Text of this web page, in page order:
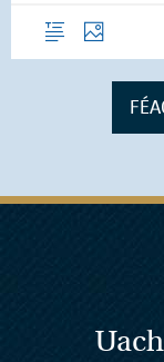
ForléargasGrianghraif